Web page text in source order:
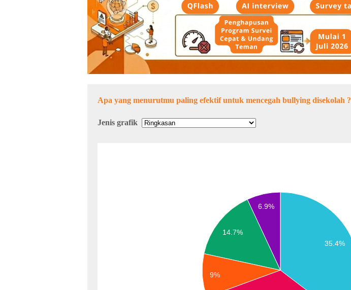
Apa yang menurutmu paling efektif untuk mencegah bullying disekolah ?
Jenis grafik
35.4%
6.9%
14.7%
9%